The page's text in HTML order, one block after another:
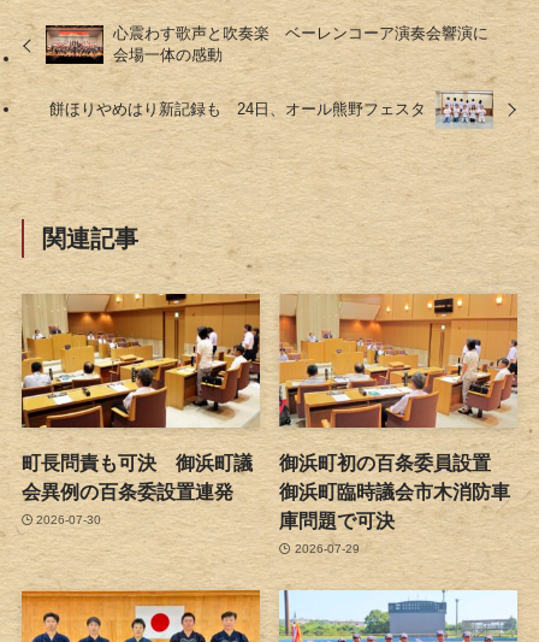
心震わす歌声と吹奏楽 ベーレンコーア演奏会響演に
会場一体の感動
餅ほりやめはり新記録も 24日、オール熊野フェスタ
関連記事
町長問責も可決 御浜町議
会異例の百条委設置連発
2026-07-30
御浜町初の百条委員設置
御浜町臨時議会市木消防車
庫問題で可決
2026-07-29